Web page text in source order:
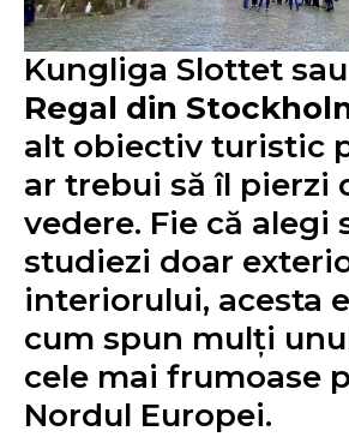
Kungliga Slottet sau
Regal din
alt obiectiv turistic
ar trebui să îl pierzi
vedere. Fie că alegi
studiezi doar
interiorului, acesta
cum spun mulți
cele mai frumoase
Nordul Europei.